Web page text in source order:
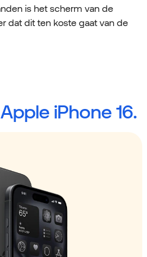
is het scherm van de
dat dit ten koste gaat van de
Apple iPhone 16.